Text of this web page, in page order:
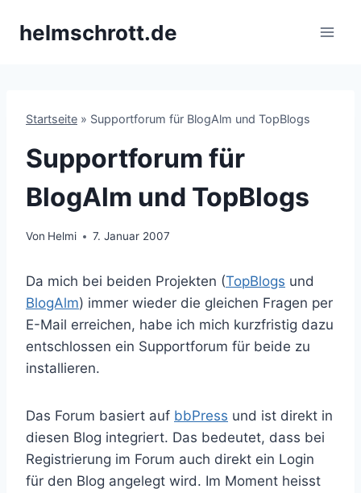
Inhalthelmschrott.de
Startseite » Supportforum für BlogAlm und TopBlogs
Supportforum für
BlogAlm und TopBlogs
Von Helmi 7. Januar 2007
Da mich bei beiden Projekten (TopBlogs und
BlogAlm) immer wieder die gleichen Fragen per
E-Mail erreichen, habe ich mich kurzfristig dazu
entschlossen ein Supportforum für beide zu
installieren.
Das Forum basiert auf bbPress und ist direkt in
diesen Blog integriert. Das bedeutet, dass bei
Registrierung im Forum auch direkt ein Login
für den Blog angelegt wird. Im Moment heisst